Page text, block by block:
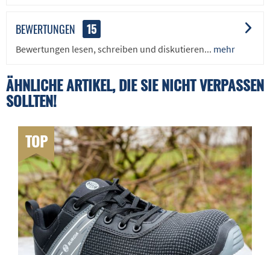
BEWERTUNGEN 15
Bewertungen lesen, schreiben und diskutieren... mehr
ÄHNLICHE ARTIKEL, DIE SIE NICHT VERPASSEN
SOLLTEN!
TOP